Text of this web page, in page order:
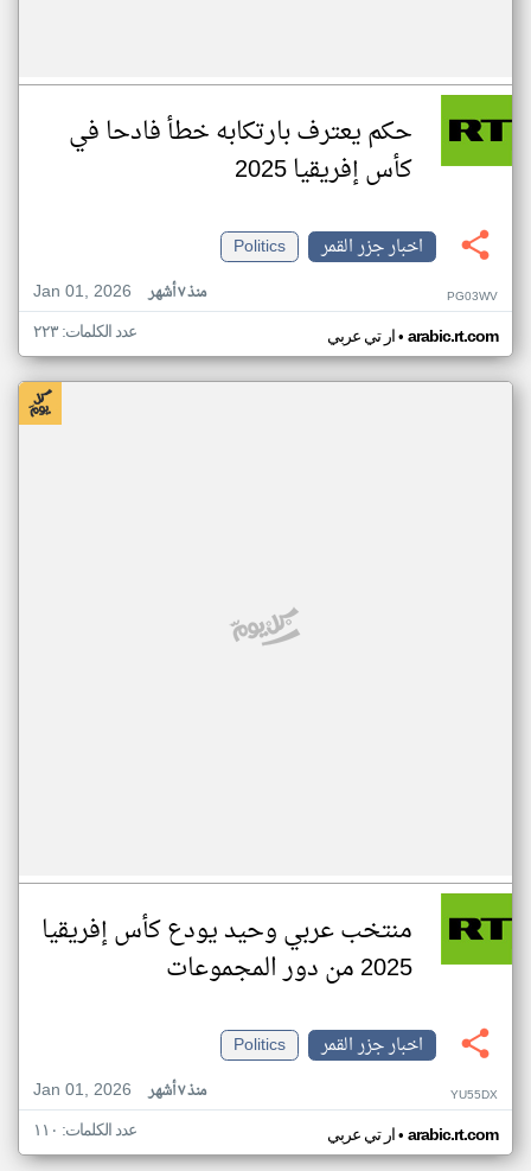
حكم يعترف بارتكابه خطأ فادحا في
كأس إفريقيا 2025
اخبار جزر القمر
Politics
Jan 01, 2026
منذ ٧ أشهر PG03WV
ار تي عربي• arabic.rt.com عدد الكلمات: ٢٢٣
منتخب عربي وحيد يودع كأس إفريقيا
2025 من دور المجموعات
اخبار جزر القمر
Politics
Jan 01, 2026
منذ ٧ أشهر YU55DX
ار تي عربي• arabic.rt.com عدد الكلمات: ١١٠